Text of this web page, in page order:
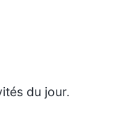
du jour.